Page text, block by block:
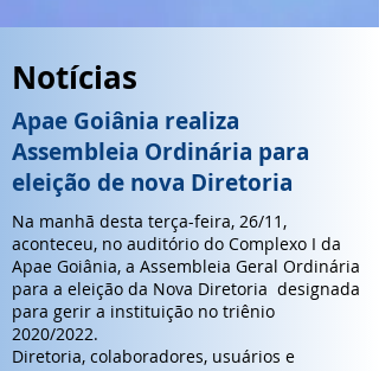
Notícias
Apae Goiânia realiza
Assembleia Ordinária para
eleição de nova Diretoria
Na manhã desta terça-feira, 26/11,
aconteceu, no auditório do Complexo I da
Apae Goiânia, a Assembleia Geral Ordinária
para a eleição da Nova Diretoria designada
para gerir a instituição no triênio
2020/2022.
Diretoria, colaboradores, usuários e